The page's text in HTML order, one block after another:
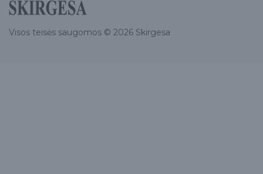
Visos teisės saugomos © 2026 Skirgesa